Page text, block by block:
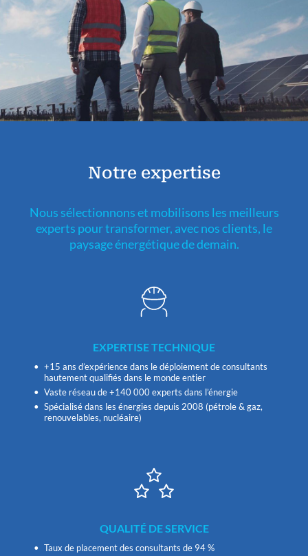
Notre expertise
Nous sélectionnons et mobilisons les meilleurs
experts pour transformer, avec nos clients, le
paysage énergétique de demain.
EXPERTISE TECHNIQUE
+15 ans d’expérience dans le déploiement de consultants
hautement qualifiés dans le monde entier
Vaste réseau de +140 000 experts dans l’énergie
Spécialisé dans les énergies depuis 2008 (pétrole & gaz,
renouvelables, nucléaire)
QUALITÉ DE SERVICE
Taux de placement des consultants de 94 %